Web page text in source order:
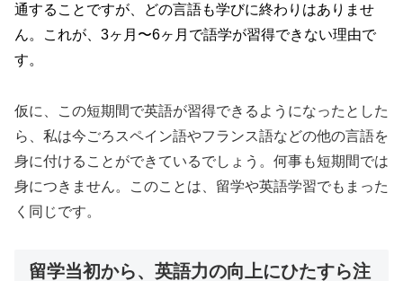
通することですが、どの言語も学びに終わりはありませ
ん。これが、3ヶ月〜6ヶ月で語学が習得できない理由で
す。
仮に、この短期間で英語が習得できるようになったとした
ら、私は今ごろスペイン語やフランス語などの他の言語を
身に付けることができているでしょう。何事も短期間では
身につきません。このことは、留学や英語学習でもまった
く同じです。
留学当初から、英語力の向上にひたすら注